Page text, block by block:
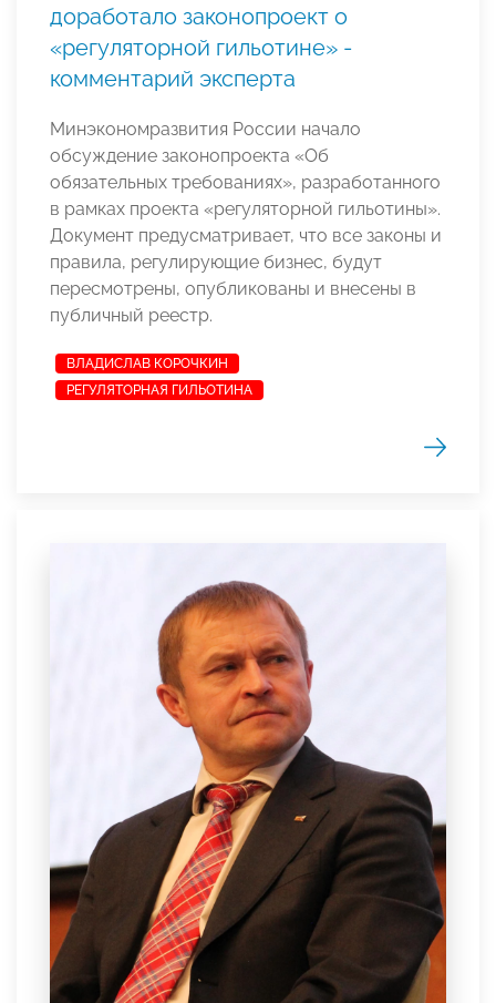
доработало законопроект о
«регуляторной гильотине» -
комментарий эксперта
Минэкономразвития России начало
обсуждение законопроекта «Об
обязательных требованиях», разработанного
в рамках проекта «регуляторной гильотины».
Документ предусматривает, что все законы и
правила, регулирующие бизнес, будут
пересмотрены, опубликованы и внесены в
публичный реестр.
ВЛАДИСЛАВ КОРОЧКИН
РЕГУЛЯТОРНАЯ ГИЛЬОТИНА